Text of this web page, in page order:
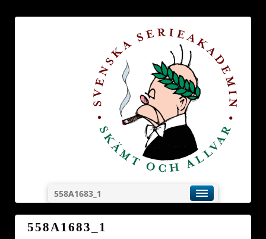
558A1683_1
558A1683_1